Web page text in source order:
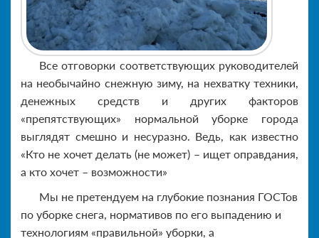
Все отговорки соответствующих руководителей
на необычайно снежную зиму, на нехватку техники,
денежных средств и других факторов
«препятствующих» нормальной уборке города
выглядят смешно и несуразно. Ведь, как известно
«Кто не хочет делать (не может) – ищет оправдания,
а кто хочет – возможности»
Мы не претендуем на глубокие познания ГОСТов
по уборке снега, нормативов по его выпадению и
технологиям «правильной» уборки, а